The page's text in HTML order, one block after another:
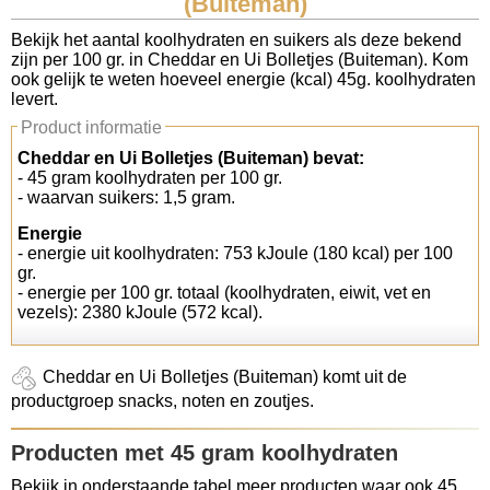
Koolhydraten tellen
Links
Bekijk het aantal koolhydraten en suikers als deze bekend
zijn per 100 gr. in Cheddar en Ui Bolletjes (Buiteman). Kom
ook gelijk te weten hoeveel energie (kcal) 45g. koolhydraten
levert.
Product informatie
Cheddar en Ui Bolletjes (Buiteman) bevat:
- 45 gram koolhydraten per 100 gr.
- waarvan suikers: 1,5 gram.
Energie
- energie uit koolhydraten: 753 kJoule (180 kcal) per 100
gr.
- energie per 100 gr. totaal (koolhydraten, eiwit, vet en
vezels): 2380 kJoule (572 kcal).
Cheddar en Ui Bolletjes (Buiteman) komt uit de
productgroep snacks, noten en zoutjes.
Producten met 45 gram koolhydraten
Bekijk in onderstaande tabel meer producten waar ook 45